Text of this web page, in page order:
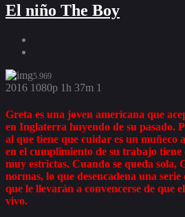
El niño The Boy
5.969
2016 1080p 1h 37m 1
Greta es una joven americana que
en Inglaterra huyendo de su pasado.
al que tiene que cuidar es un muñeco
en el cumplimiento de su trabajo tiene
muy estrictas. Cuando se queda sola,
normas, lo que desencadena una
que le llevarán a convencerse de que
vivo.